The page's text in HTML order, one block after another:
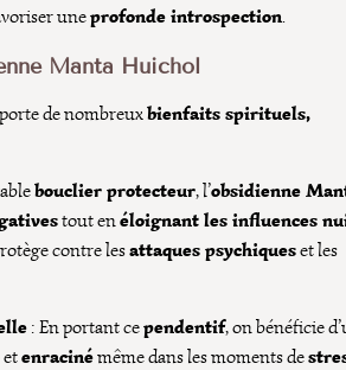
uneprofonde introspection.
Manta Huichol
de nombreuxbienfaits spirituels,
bouclier protecteur, l’obsidienne
tout enéloignant les influences
contre lesattaques psychiqueset les
: En portant cependentif, on bénéficie
etenracinémême dans les moments de